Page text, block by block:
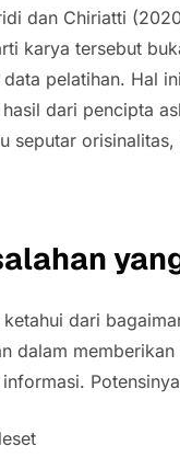
dan Chiriatti
karya tersebut
pelatihan. Hal
dari pencipta
seputar
dari
dalam